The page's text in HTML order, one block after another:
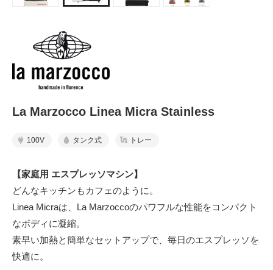
La Marzocco Linea Micra Stainless
100V タンク式 トレー
【家庭用 エスプレッソマシン】
どんなキッチンもカフェのように。
Linea Micraは、La Marzoccoのパワフルな性能をコンパクト
なボディに凝縮。
素早い加熱と簡単なセットアップで、毎日のエスプレッソを
快適に。